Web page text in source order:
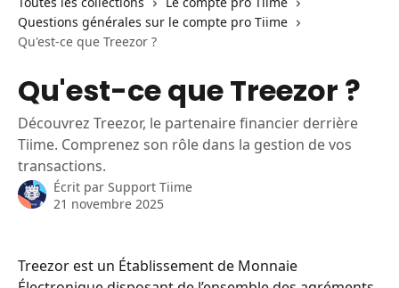
Questions générales sur le compte pro Tiime
Qu'est-ce que Treezor ?
Qu'est-ce que Treezor ?
Découvrez Treezor, le partenaire financier derrière
Tiime. Comprenez son rôle dans la gestion de vos
transactions.
Écrit par Support Tiime
21 novembre 2025
Treezor est un Établissement de Monnaie